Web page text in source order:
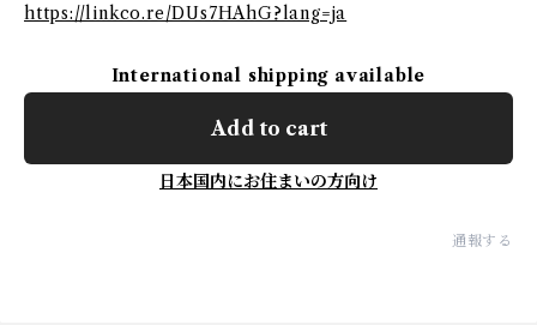
https://linkco.re/DUs7HAhG?lang=ja
International shipping available
Add to cart
日本国内にお住まいの方向け
通報する